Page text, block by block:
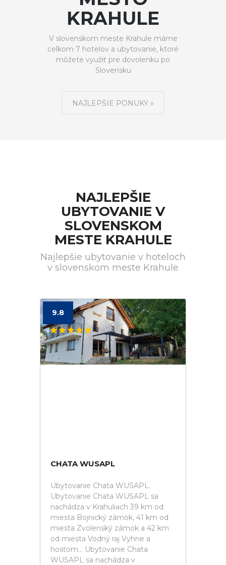
KRAHULE
V slovenskom meste Krahule máme
celkom 7 hotelov a ubytovanie, ktoré
môžete využiť pre dovolenku po
Slovensku
NAJLEPŠIE PONUKY »
NAJLEPŠIE
UBYTOVANIE V
SLOVENSKOM
MESTE KRAHULE
Najlepšie ubytovanie v hoteloch
v slovenskom meste Krahule
9.8
CHATA WUSAPL
Ubytovanie Chata WUSAPL.
Ubytovanie Chata WUSAPL sa
nachádza v Krahuliach 39 km od
miesta Bojnický zámok, 41 km od
miesta Zvolenský zámok a 42 km
od miesta Vodný raj Vyhne a
hosťom... Ubytovanie Chata
WUSAPL sa nachádza v